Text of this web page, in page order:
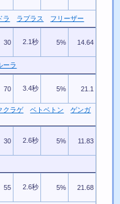
ラ ラプラス フリーザー
30 2.1秒 5% 14.64
ーラ
70 3.4秒 5% 21.1
クラゲ ベトベトン
ゲンガ
30 2.6秒 5% 11.83
55 2.6秒 5% 21.68